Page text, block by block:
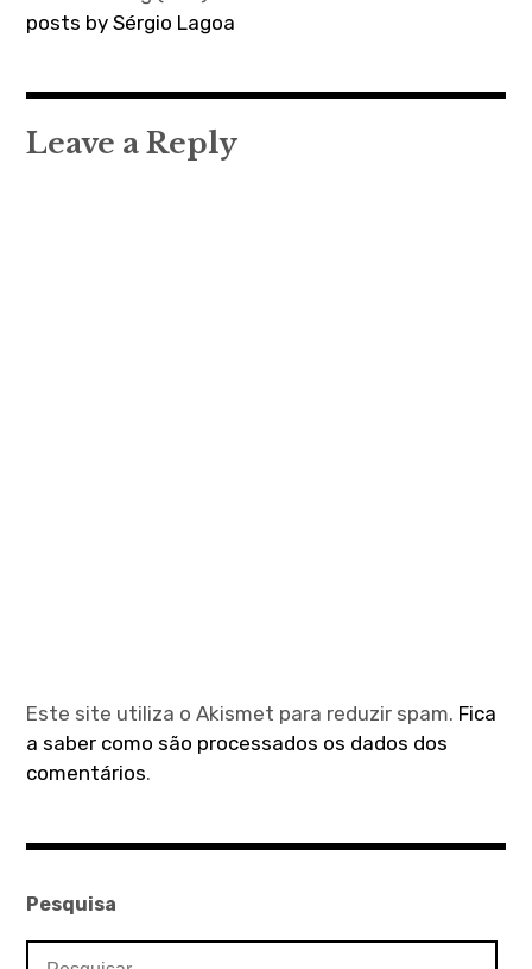
posts by Sérgio Lagoa
Leave a Reply
Este site utiliza o Akismet para reduzir spam. Fica
a saber como são processados os dados dos
comentários.
Pesquisa